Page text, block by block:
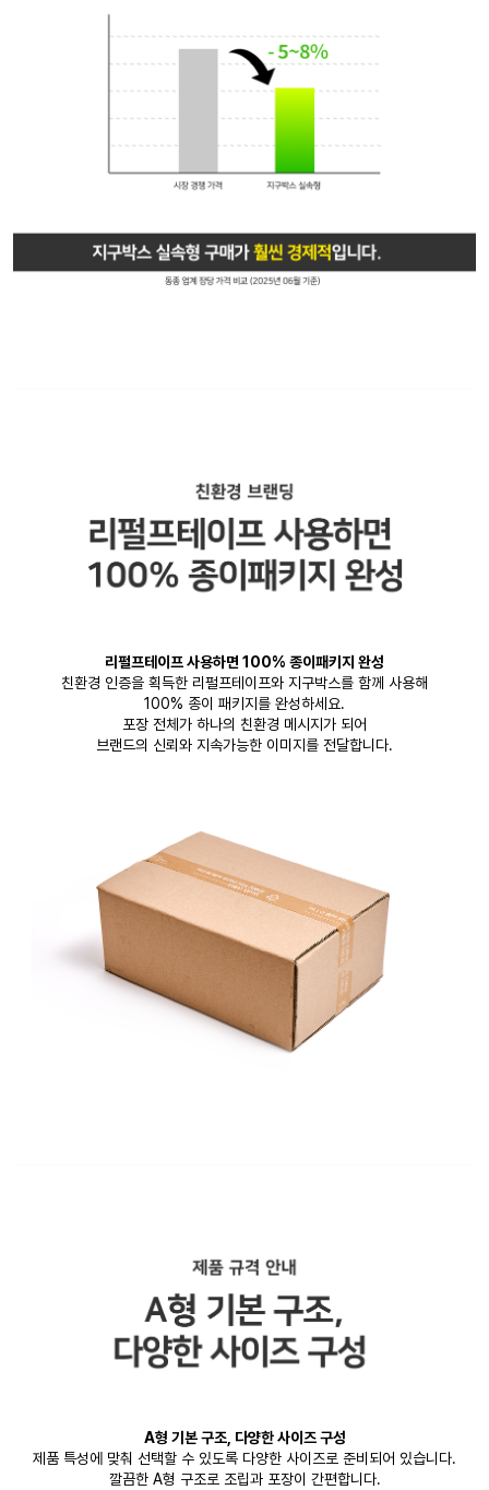
리펄프테이프 사용하면 100% 종이패키지 완성
친환경 인증을 획득한 리펄프테이프와 지구박스를 함께 사용해
100% 종이 패키지를 완성하세요.
포장 전체가 하나의 친환경 메시지가 되어
브랜드의 신뢰와 지속가능한 이미지를 전달합니다.
A형 기본 구조, 다양한 사이즈 구성
제품 특성에 맞춰 선택할 수 있도록 다양한 사이즈로 준비되어 있습니다.
깔끔한 A형 구조로 조립과 포장이 간편합니다.